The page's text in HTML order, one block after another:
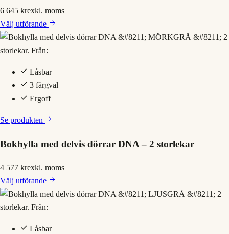
6 645 krexkl. moms
Välj utförande
Låsbar
3 färgval
Ergoff
Se produkten
Bokhylla med delvis dörrar DNA – 2 storlekar
4 577 krexkl. moms
Välj utförande
Låsbar